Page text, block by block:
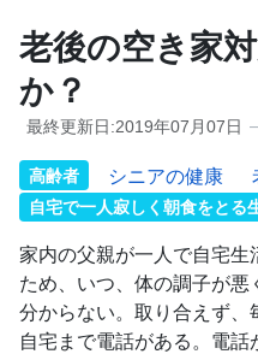
老後の空き家
か？
最終更新日:2019年07月07日
高齢者 シニアの健康
自宅で一人寂しく朝食をとる
家内の父親が一人で自宅生
ため、いつ、体の調子が
分からない。取り合えず
自宅まで電話がある。電